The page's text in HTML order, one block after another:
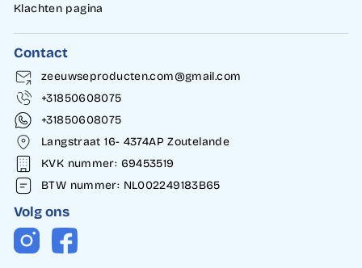
Klachten pagina
Contact
zeeuwseproducten.com@gmail.com
+31850608075
+31850608075
Langstraat 16- 4374AP Zoutelande
KVK nummer: 69453519
BTW nummer: NL002249183B65
Volg ons